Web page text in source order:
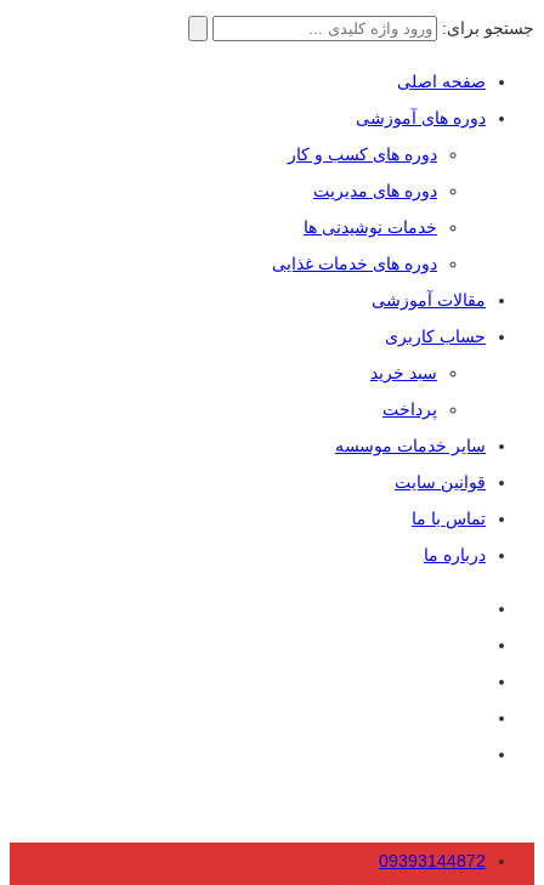
جستجو برای:
صفحه اصلی
دوره های آموزشی
دوره های کسب و کار
دوره های مدیریت
خدمات نوشیدنی ها
دوره های خدمات غذایی
مقالات آموزشی
حساب کاربری
سبد خرید
پرداخت
سایر خدمات موسسه
قوانین سایت
تماس با ما
درباره ما
09393144872